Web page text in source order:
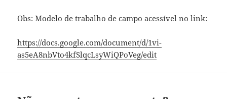
Obs: Modelo de trabalho de campo acessível no link:
https://docs.google.com/document/d/1vi-
as5eA8nbVto4kfSlqcLsyWiQPoVeg/edit